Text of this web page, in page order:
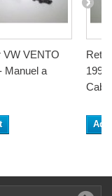
VW VENTO
Manuel a